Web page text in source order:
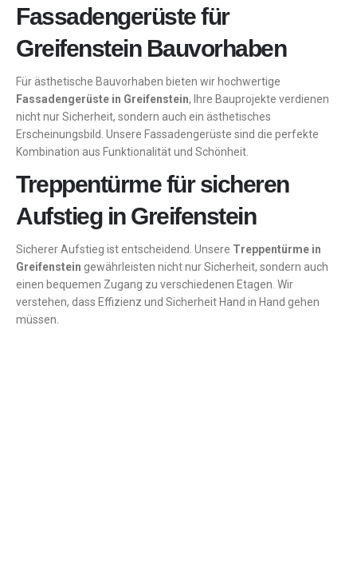
Fassadengerüste für
Greifenstein Bauvorhaben
Für ästhetische Bauvorhaben bieten wir hochwertige
Fassadengerüste in Greifenstein, Ihre Bauprojekte verdienen
nicht nur Sicherheit, sondern auch ein ästhetisches
Erscheinungsbild. Unsere Fassadengerüste sind die perfekte
Kombination aus Funktionalität und Schönheit.
Treppentürme für sicheren
Aufstieg in Greifenstein
Sicherer Aufstieg ist entscheidend. Unsere Treppentürme in
Greifenstein gewährleisten nicht nur Sicherheit, sondern auch
einen bequemen Zugang zu verschiedenen Etagen. Wir
verstehen, dass Effizienz und Sicherheit Hand in Hand gehen
müssen.